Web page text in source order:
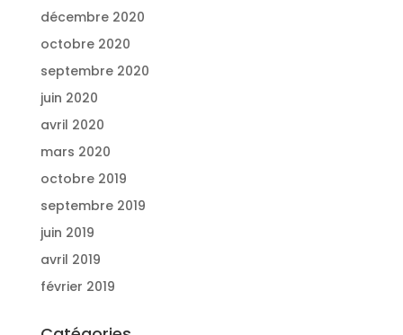
décembre 2020
octobre 2020
septembre 2020
juin 2020
avril 2020
mars 2020
octobre 2019
septembre 2019
juin 2019
avril 2019
février 2019